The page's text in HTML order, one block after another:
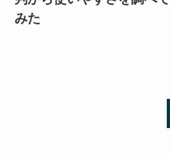
みた